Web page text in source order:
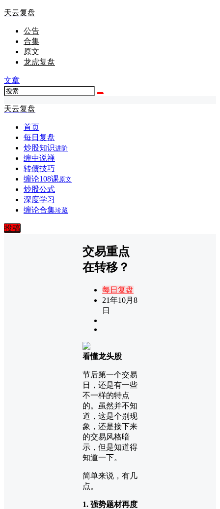
天云复盘
公告
合集
原文
龙虎复盘
文章
天云复盘
首页
每日复盘
炒股知识进阶
缠中说禅
转债技巧
缠论108课原文
炒股公式
深度学习
缠论合集珍藏
投稿
交易重点
在转移？
每日复盘
21年10月8
日
看懂龙头股
节后第一个交易
日，还是有一些
不一样的特点
的。虽然并不知
道，这是个别现
象，还是接下来
的交易风格暗
示，但是知道得
知道一下。
简单来说，有几
点。
1. 强势题材再度